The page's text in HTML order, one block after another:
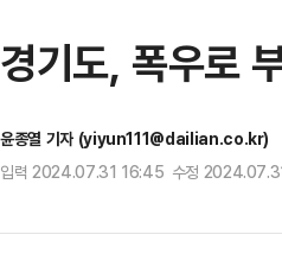
경기도, 폭우로
윤종열 기자 (yiyun111@dailian.co.kr)
입력 2024.07.31 16:45 수정